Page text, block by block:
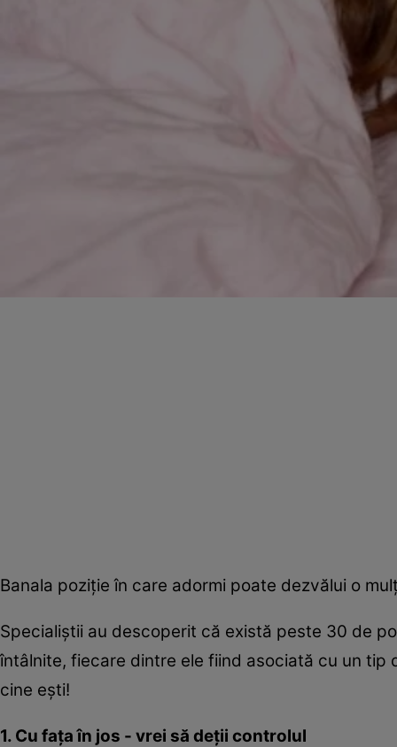
Banala poziţie în care adormi poate dezvălui o
Specialiştii au descoperit că există peste 30 de
întâlnite, fiecare dintre ele fiind asociată cu un
cine eşti!
1. Cu faţa în jos - vrei să deţii controlul